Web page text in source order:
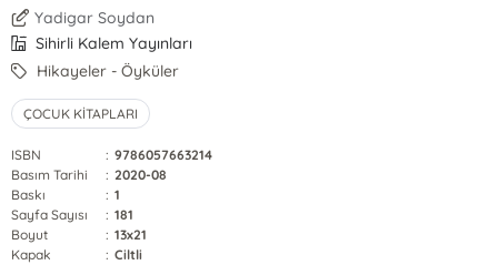
Yadigar Soydan
Sihirli Kalem Yayınları
Hikayeler - Öyküler
ÇOCUK KİTAPLARI
ISBN : 9786057663214
Basım Tarihi
: 2020-08
Baskı
: 1
Sayfa Sayısı
: 181
Boyut
: 13x21
Kapak
: Ciltli